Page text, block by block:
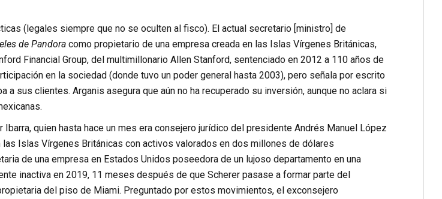
(legales siempre que no se oculten al fisco). El actual secretario [ministro] de
de Pandora como propietario de una empresa creada en las Islas Vírgenes Británicas,
Financial Group, del multimillonario Allen Stanford, sentenciado en 2012 a 110 años de
en la sociedad (donde tuvo un poder general hasta 2003), pero señala por escrito
sus clientes. Arganis asegura que aún no ha recuperado su inversión, aunque no aclara si
Ibarra, quien hasta hace un mes era consejero jurídico del presidente Andrés Manuel López
Islas Vírgenes Británicas con activos valorados en dos millones de dólares
de una empresa en Estados Unidos poseedora de un lujoso departamento en una
inactiva en 2019, 11 meses después de que Scherer pasase a formar parte del
del piso de Miami. Preguntado por estos movimientos, el exconsejero